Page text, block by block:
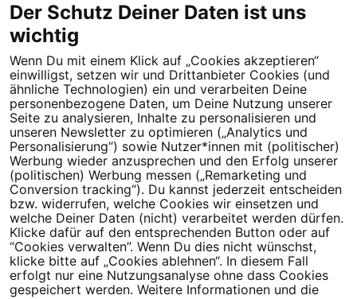
Dein Engagement macht den Unterschied. Schließe Dich 4,5
Millionen Menschen an.
Newsletter bestellen
Campact e.V.
IBAN DE95 2‍5‍1‍2 0‍5‍1‍0 6‍9‍8‍0 0‍0‍0‍0 0‍0
SozialBank
Direkt online spenden
NewsletterHilfe und
Der Schutz Deiner Daten ist uns
wichtig
Wenn Du mit einem Klick auf „Cookies akzeptieren“
einwilligst, setzen wir und Drittanbieter Cookies (und
ähnliche Technologien) ein und verarbeiten Deine
personenbezogene Daten, um Deine Nutzung unserer
Seite zu analysieren, Inhalte zu personalisieren und
unseren Newsletter zu optimieren („Analytics und
Personalisierung“) sowie Nutzer*innen mit (politischer)
Werbung wieder anzusprechen und den Erfolg unserer
(politischen) Werbung messen („Remarketing und
Conversion tracking“). Du kannst jederzeit entscheiden
bzw. widerrufen, welche Cookies wir einsetzen und
welche Deiner Daten (nicht) verarbeitet werden dürfen.
Klicke dafür auf den entsprechenden Button oder auf
“Cookies verwalten”. Wenn Du dies nicht wünschst,
klicke bitte auf „Cookies ablehnen“. In diesem Fall
erfolgt nur eine Nutzungsanalyse ohne dass Cookies
gespeichert werden. Weitere Informationen und die